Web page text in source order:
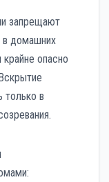
запрещают
в домашних
опасно
только в